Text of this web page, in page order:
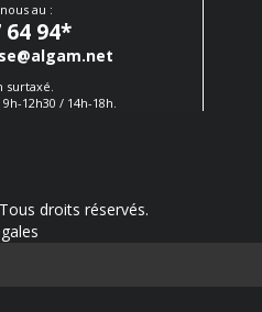
au :
64 94*
surtaxé.
12h30 / 14h-18h.
droits réservés.